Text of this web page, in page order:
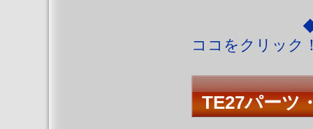
◆◆ ココ
ココをクリッ
TE27パーツ